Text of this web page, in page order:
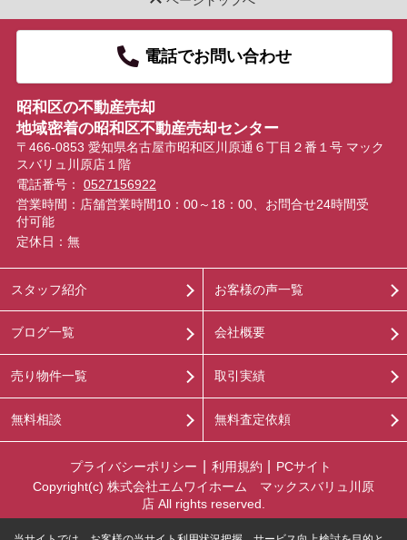
電話でお問い合わせ
昭和区の不動産売却
地域密着の昭和区不動産売却センター
〒466-0853 愛知県名古屋市昭和区川原通６丁目２番１号 マック
スバリュ川原店１階
電話番号： 0527156922
営業時間：店舗営業時間10：00～18：00、お問合せ24時間受
付可能
定休日：無
スタッフ紹介
ブログ一覧
売り物件一覧
無料相談
お客様の声一覧
会社概要
取引実績
無料査定依頼
プライバシーポリシー 利用規約
PCサイト
Copyright(c) 株式会社エムワイホーム マックスバリュ川原
店 All rights reserved.